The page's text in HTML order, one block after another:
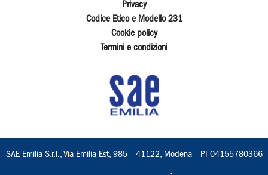
Privacy
Codice Etico e Modello 231
Cookie policy
Termini e condizioni
SAE Emilia S.r.l., Via Emilia Est, 985 – 41122, Modena – PI 04155780366